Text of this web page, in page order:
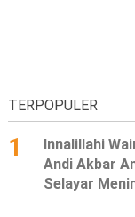
TERPOPULER
1
Innalillahi
Andi Akbar
Selayar